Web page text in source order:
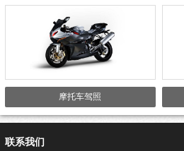
摩托车驾照
联系我们